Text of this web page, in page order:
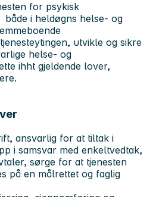
for psykisk
både i heldøgns helse- og
utvikle og sikre
helse- og
ihht gjeldende lover,
ansvarlig for at tiltak i
i samsvar med enkeltvedtak,
sørge for at tjenesten
på en målrettet og faglig